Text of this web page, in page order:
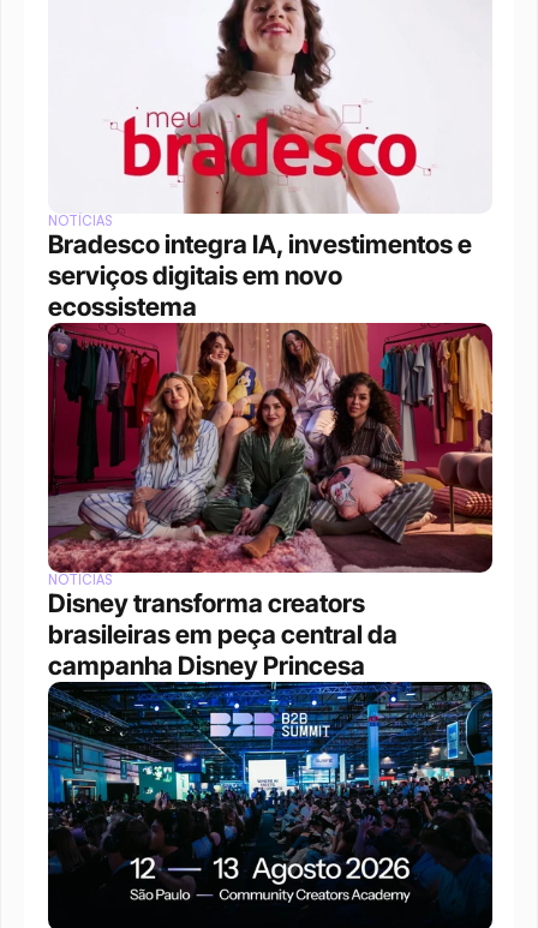
NOTÍCIAS
Bradesco integra IA, investimentos e
serviços digitais em novo
ecossistema
NOTÍCIAS
Disney transforma creators
brasileiras em peça central da
campanha Disney Princesa